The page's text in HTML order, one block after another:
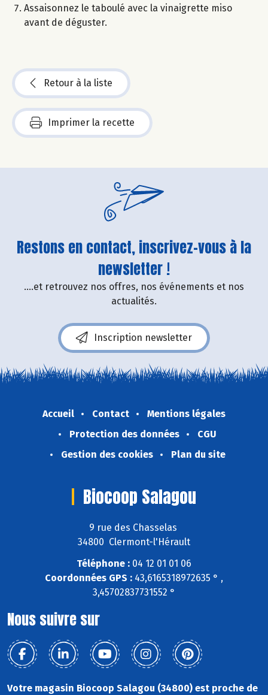
Assaisonnez le taboulé avec la vinaigrette miso
avant de déguster.
Retour à la liste
Imprimer la recette
Restons en contact, inscrivez-vous à la
newsletter !
....et retrouvez nos offres, nos événements et nos
actualités.
Inscription newsletter
Accueil Contact
Mentions légales
Protection des données
CGU
Gestion des cookies
Plan du site
Biocoop Salagou
9 rue des Chasselas
34800 Clermont-l'Hérault
Téléphone : 04 12 01 01 06
Coordonnées GPS : 43,6165318972635 ° ,
3,45702837731552 °
Nous suivre sur
Votre magasin Biocoop Salagou (34800) est proche de